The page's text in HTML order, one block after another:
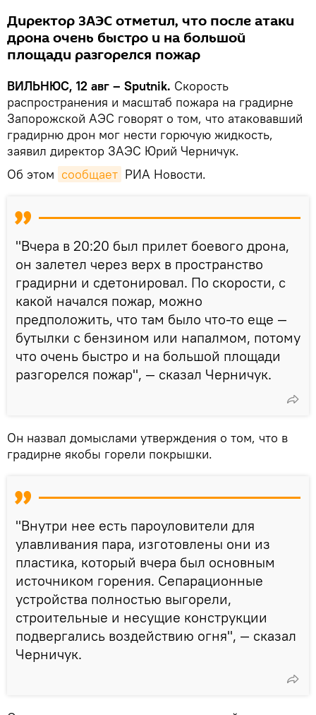
Директор ЗАЭС отметил, что после атаки
дрона очень быстро и на большой
площади разгорелся пожар
ВИЛЬНЮС, 12 авг – Sputnik. Скорость
распространения и масштаб пожара на градирне
Запорожской АЭС говорят о том, что атаковавший
градирню дрон мог нести горючую жидкость,
заявил директор ЗАЭС Юрий Черничук.
Об этом сообщает РИА Новости.
"Вчера в 20:20 был прилет боевого дрона,
он залетел через верх в пространство
градирни и сдетонировал. По скорости, с
какой начался пожар, можно
предположить, что там было что-то еще —
бутылки с бензином или напалмом, потому
что очень быстро и на большой площади
разгорелся пожар", — сказал Черничук.
Он назвал домыслами утверждения о том, что в
градирне якобы горели покрышки.
"Внутри нее есть пароуловители для
улавливания пара, изготовлены они из
пластика, который вчера был основным
источником горения. Сепарационные
устройства полностью выгорели,
строительные и несущие конструкции
подвергались воздействию огня", — сказал
Черничук.